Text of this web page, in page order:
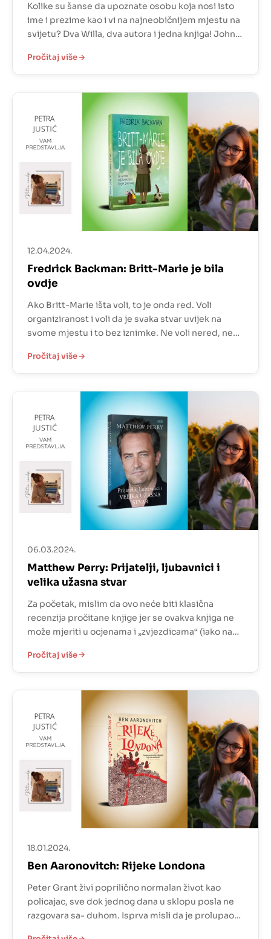
Kolike su šanse da upoznate osobu koja nosi isto
ime i prezime kao i vi na najneobičnijem mjestu na
svijetu? Dva Willa, dva autora i jedna knjiga! John
jednoga Willa i to spojili u jednu knjigu. Trebalo mi
je par poglavlja da shvatim kako je perspektiva […]
Pročitaj više
12.04.2024.
Fredrick Backman: Britt-Marie je bila
ovdje
Ako Britt-Marie išta voli, to je onda red. Voli
organiziranost i voli da je svaka stvar uvijek na
svome mjestu i to bez iznimke. Ne voli nered, ne
nepristojni i zbog toga njen muž kaže kako joj
socijalna inteligencija nije jača strana. Kada njihovi
bračni […]
Pročitaj više
06.03.2024.
Matthew Perry: Prijatelji, ljubavnici i
velika užasna stvar
Za početak, mislim da ovo neće biti klasična
recenzija pročitane knjige jer se ovakva knjiga ne
može mjeriti u ocjenama i „zvjezdicama“ (iako na
predgovor odmah najavljuje kakva će knjiga biti.
Lisa Kudrow u njemu čitatelju daje dijelić spoznaje
kakav je bio njihov prijatelj ‘Matty’. Jedna rečenica
Pročitaj više
18.01.2024.
Ben Aaronovitch: Rijeke Londona
Peter Grant živi poprilično normalan život kao
policajac, sve dok jednog dana u sklopu posla ne
razgovara sa- duhom. Isprva misli da je prolupao